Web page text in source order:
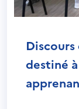
destiné